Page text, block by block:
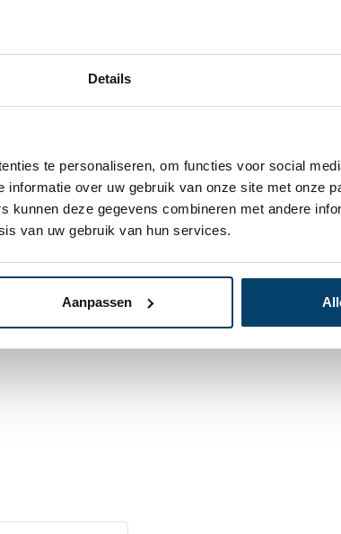
Details
te personaliseren, om functies voor social
informatie over uw gebruik van onze site met onze
kunnen deze gegevens combineren met andere
van uw gebruik van hun services.
Aanpassen
25,95 Op voorraad